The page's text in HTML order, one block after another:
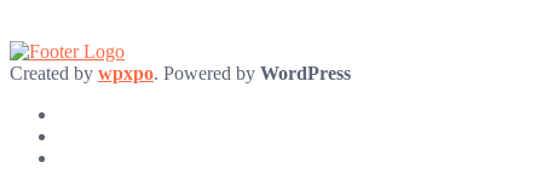
Created by wpxpo. Powered by WordPress